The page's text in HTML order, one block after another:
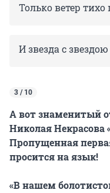
Только ветер тихо
И звезда с
3 / 10
А вот знаменитый
Николая
Пропущенная
просится на язык!
«В нашем